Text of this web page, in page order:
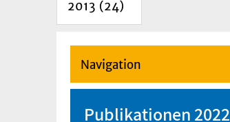
2013 (24)
Navigation
Publikationen 2022